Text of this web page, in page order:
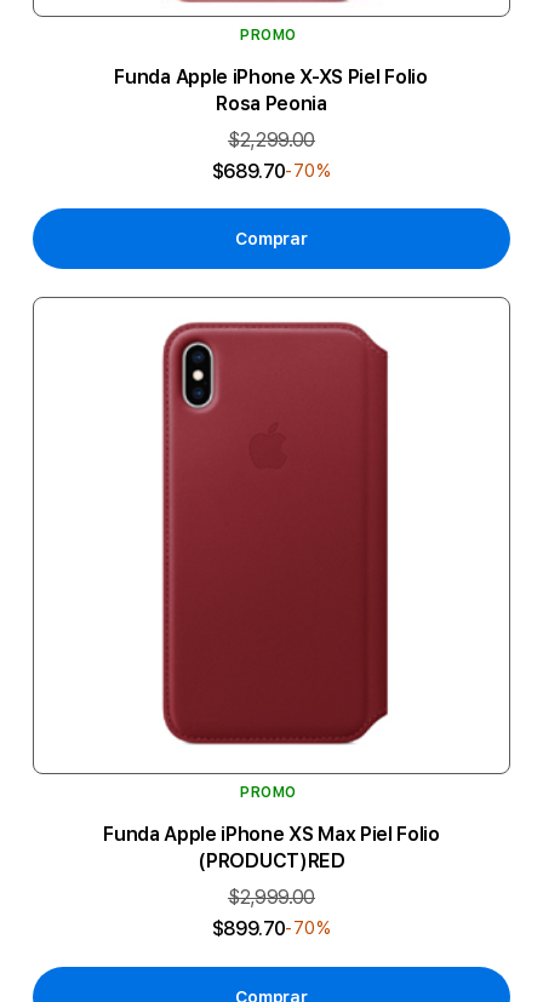
PROMO
Funda Apple iPhone X-XS Piel Folio
Rosa Peonia
$2,299.00
$689.70-70%
Comprar
PROMO
Funda Apple iPhone XS Max Piel Folio
(PRODUCT)RED
$2,999.00
$899.70-70%
Comprar